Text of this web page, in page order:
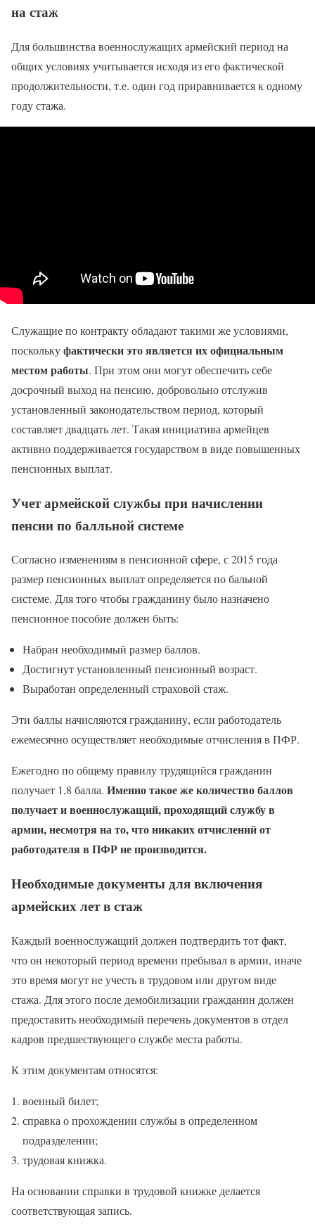
на стаж
Для большинства военнослужащих армейский период на
общих условиях учитывается исходя из его фактической
продолжительности, т.е. один год приравнивается к одному
году стажа.
Служащие по контракту обладают такими же условиями,
посколькуфактически это является их официальным
местом работы. При этом они могут обеспечить себе
досрочный выход на пенсию, добровольно отслужив
установленный законодательством период, который
составляет двадцать лет. Такая инициатива армейцев
активно поддерживается государством в виде повышенных
пенсионных выплат.
Учет армейской службы при начислении
пенсии по балльной системе
Согласно изменениям в пенсионной сфере, с 2015 года
размер пенсионных выплат определяется по бальной
системе. Для того чтобы гражданину было назначено
пенсионное пособие должен быть:
Набран необходимый размер баллов.
Достигнут установленный пенсионный возраст.
Выработан определенный страховой стаж.
Эти баллы начисляются гражданину, если работодатель
ежемесячно осуществляет необходимые отчисления в ПФР.
Ежегодно по общему правилу трудящийся гражданин
получает 1,8 балла. Именно такое же количество баллов
получает и военнослужащий, проходящий службу в
армии, несмотря на то, что никаких отчислений от
работодателя в ПФР не производится.
Необходимые документы для включения
армейских лет в стаж
Каждый военнослужащий должен подтвердить тот факт,
что он некоторый период времени пребывал в армии, иначе
это время могут не учесть в трудовом или другом виде
стажа. Для этого после демобилизации гражданин должен
предоставить необходимый перечень документов в отдел
кадров предшествующего службе места работы.
К этим документам относятся:
военный билет;
справка о прохождении службы в определенном
подразделении;
трудовая книжка.
На основании справки в трудовой книжке делается
соответствующая запись.